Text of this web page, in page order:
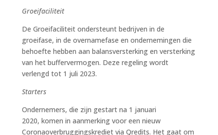
Groeifaciliteit
De Groeifaciliteit ondersteunt bedrijven in de
groeifase, in de overnamefase en ondernemingen die
behoefte hebben aan balansversterking en versterking
van het buffervermogen. Deze regeling wordt
verlengd tot 1 juli 2023.
Starters
Ondernemers, die zijn gestart na 1 januari
2020, komen in aanmerking voor een nieuw
Coronaoverbruggingskrediet via Qredits. Het gaat om